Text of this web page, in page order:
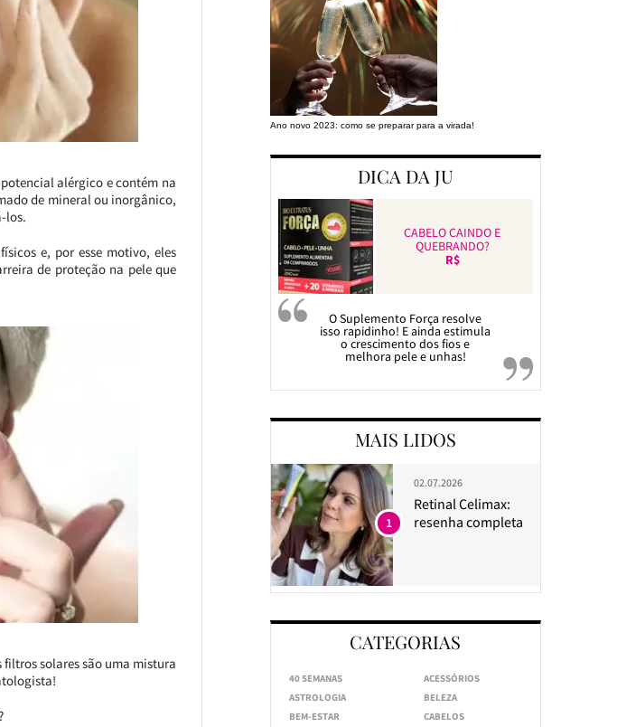
alérgico e contém na
de mineral ou inorgânico,
los.
e, por esse motivo, eles
de proteção na pele que
filtros solares são uma mistura
Ano novo 2023: como se preparar para a virada!
DICA DA JU
CABELO CAINDO E
QUEBRANDO?
R$
O Suplemento Força resolve
isso rapidinho! E ainda estimula
o crescimento dos fios e
melhora pele e unhas!
MAIS LIDOS
02.07.2026
Retinal Celimax:
resenha completa
1
CATEGORIAS
40 SEMANAS
ACESSÓRIOS
ASTROLOGIA
BELEZA
BEM-ESTAR
CABELOS